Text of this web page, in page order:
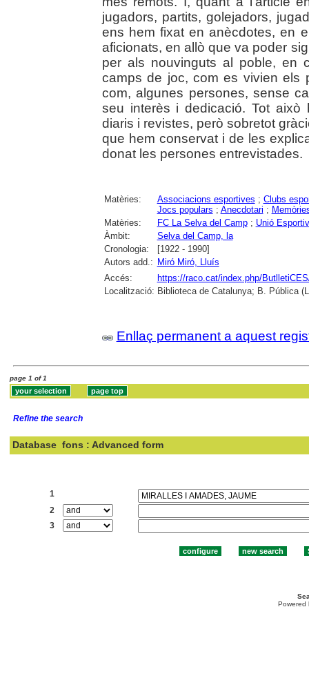
jugadors, partits, golejadors,
ens hem fixat en anècdotes, en
aficionats, en allò que va poder
per als nouvinguts al poble, en
camps de joc, com es vivien els
com, algunes persones, sense
seu interès i dedicació. Tot
diaris i revistes, però sobretot
que hem conservat i de les
donat les persones entrevistades.
Matèries: Associacions esportives ; Clubs
Jocs populars ; Anecdotari ;
Matèries:
FC La Selva del Camp; Unió
Àmbit:
Selva del Camp, la
Cronologia:
[1922 - 1990]
Autors add.: Miró Miró, Lluís
Accés:
https://raco.cat/index.php/
Localització: Biblioteca de Catalunya; B. Pública
Enllaç permanent a aquest
page 1 of 1
Refine the search
Database fons : Advanced form
1
2
3
Powered